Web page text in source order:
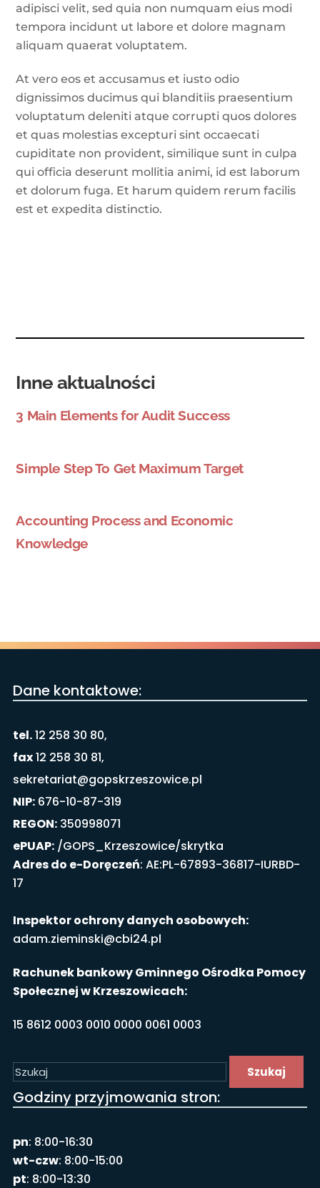
adipisci velit, sed quia non numquam eius modi
tempora incidunt ut labore et dolore magnam
aliquam quaerat voluptatem.
At vero eos et accusamus et iusto odio
dignissimos ducimus qui blanditiis praesentium
voluptatum deleniti atque corrupti quos dolores
et quas molestias excepturi sint occaecati
cupiditate non provident, similique sunt in culpa
qui officia deserunt mollitia animi, id est laborum
et dolorum fuga. Et harum quidem rerum facilis
est et expedita distinctio.
Inne aktualności
3 Main Elements for Audit Success
Simple Step To Get Maximum Target
Accounting Process and Economic
Knowledge
Dane kontaktowe:
tel.12 258 30 80,
fax12 258 30 81,
sekretariat@gopskrzeszowice.pl
NIP:676-10-87-319
REGON:350998071
ePUAP:/GOPS_Krzeszowice/skrytka
Adres do e-Doręczeń: AE:PL-67893-36817-IURBD-
17
Inspektor ochrony danych osobowych:
adam.zieminski@cbi24.pl
Rachunek bankowy Gminnego Ośrodka Pomocy
Społecznej w Krzeszowicach:
15 8612 0003 0010 0000 0061 0003
Szukaj
Godziny przyjmowania stron:
pn: 8:00-16:30
wt-czw: 8:00-15:00
pt: 8:00-13:30